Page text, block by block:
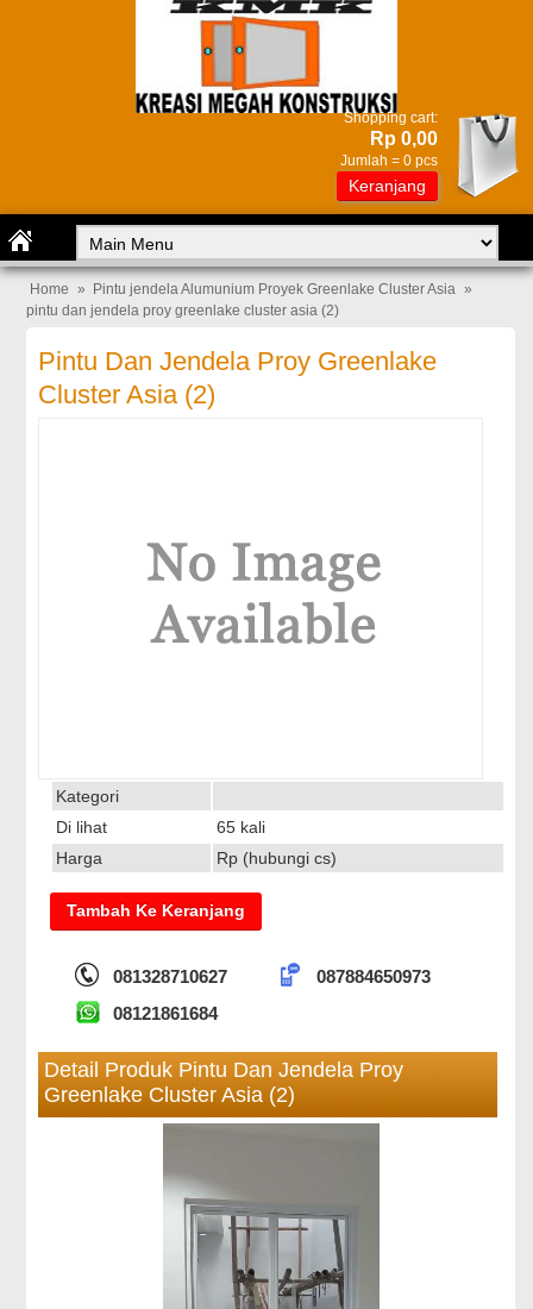
Shopping cart:
Rp 0,00
Jumlah = 0 pcs
Keranjang
Home » Pintu jendela Alumunium Proyek Greenlake Cluster Asia »
pintu dan jendela proy greenlake cluster asia (2)
Pintu Dan Jendela Proy Greenlake
Cluster Asia (2)
Kategori
Di lihat
65 kali
Harga
Rp (hubungi cs)
081328710627
087884650973
08121861684
Detail Produk Pintu Dan Jendela Proy
Greenlake Cluster Asia (2)